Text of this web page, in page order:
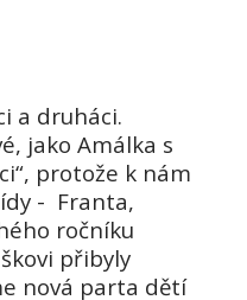
a druháci.
jako Amálka s
protože k nám
- Franta,
ročníku
přibyly
nová parta dětí